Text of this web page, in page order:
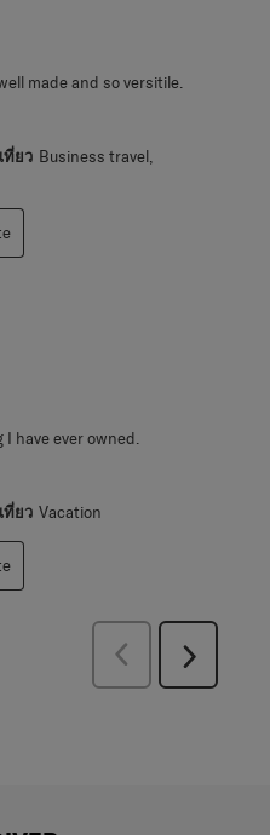
made and so versitile.
ที่ยว Business travel,
have ever owned.
ที่ยว Vacation
ก่อน
ถัด